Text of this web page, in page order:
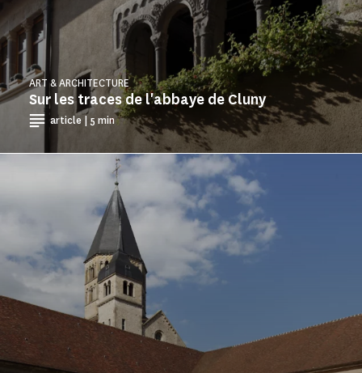
Sur les traces de l'abbaye de Cluny
ART & ARCHITECTURE
article | 5 min